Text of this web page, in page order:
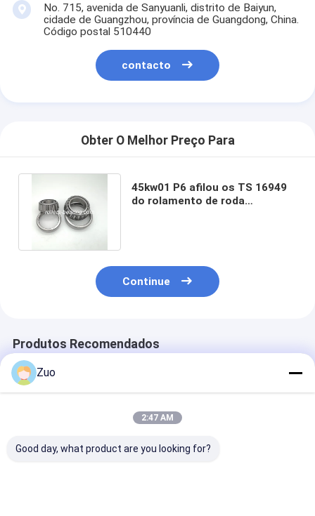
No. 715, avenida de Sanyuanli, distrito de Baiyun,
cidade de Guangzhou, província de Guangdong, China.
Código postal 510440
contacto
Obter O Melhor Preço Para
45kw01 P6 afilou os TS 16949
do rolamento de roda
Continue
Produtos Recomendados
Zuo
2:47 AM
Good day, what product are you looking for?